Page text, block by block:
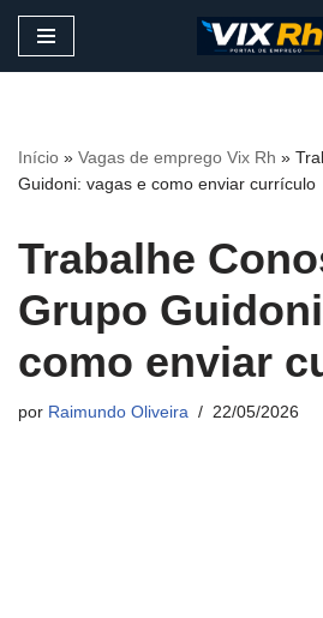
conteúdo
Início » Vagas de emprego Vix Rh »
Guidoni: vagas e como enviar currículo
Trabalhe
Grupo
como enviar
por Raimundo Oliveira 22/05/2026